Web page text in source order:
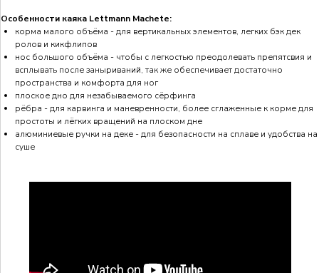
Особенности каяка Lettmann Machete:
корма малого объёма - для вертикальных элементов, легких бэк дек
ролов и кикфлипов
нос большого объёма - чтобы с легкостью преодолевать препятсвия и
всплывать после заныриваний, так же обеспечивает достаточно
пространства и комфорта для ног
плоское дно для незабываемого сёрфинга
рёбра - для карвинга и маневренности, более сглаженные к корме для
простоты и лёгких вращений на плоском дне
алюминиевые ручки на деке - для безопасности на сплаве и удобства на
суше